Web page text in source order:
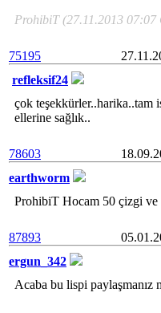
ProhibiT (27.11.2013 07:07
75195
refleksif24
çok teşekkürler..harika..tam
ellerine sağlık..
78603
earthworm
ProhibiT Hocam 50 çizgi
87893
ergun_342
Acaba bu lispi paylaşmanız